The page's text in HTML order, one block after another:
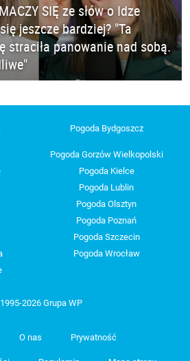
SIĘ ze słów o Idze
jeszcze bardziej? "Ta
straciła panowanie nad sobą.
Pogoda Bydgoszcz
Pogoda Gorzów Wielkopolski
Pogoda Kielce
Pogoda Lublin
Pogoda Olsztyn
Pogoda Poznań
Pogoda Szczecin
Pogoda Wrocław
2026 Grupa WP
O nas Prywatność